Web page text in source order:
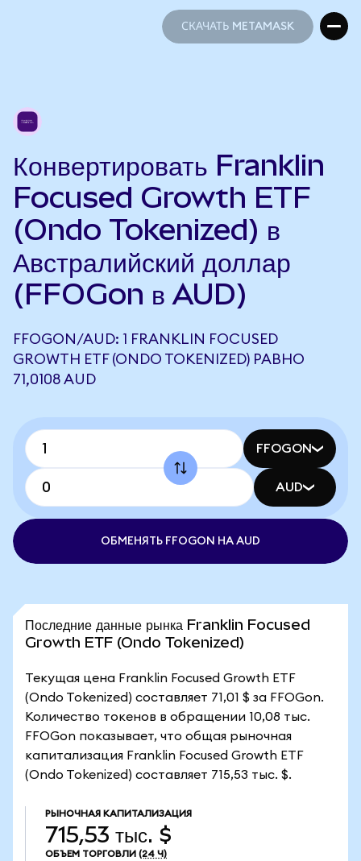
СКАЧАТЬ METAMASK
Конвертировать Franklin
Focused Growth ETF
(Ondo Tokenized) в
Австралийский доллар
(FFOGon в AUD)
FFOGON/AUD: 1 FRANKLIN FOCUSED
GROWTH ETF (ONDO TOKENIZED) РАВНО
71,0108 AUD
FFOGON
AUD
ОБМЕНЯТЬ FFOGON НА AUD
Последние данные рынка Franklin Focused
Growth ETF (Ondo Tokenized)
Текущая цена Franklin Focused Growth ETF
(Ondo Tokenized) составляет 71,01 $ за FFOGon.
Количество токенов в обращении 10,08 тыс.
FFOGon показывает, что общая рыночная
капитализация Franklin Focused Growth ETF
(Ondo Tokenized) составляет 715,53 тыс. $.
РЫНОЧНАЯ КАПИТАЛИЗАЦИЯ
715,53 тыс. $
ОБЪЕМ ТОРГОВЛИ (24 Ч)